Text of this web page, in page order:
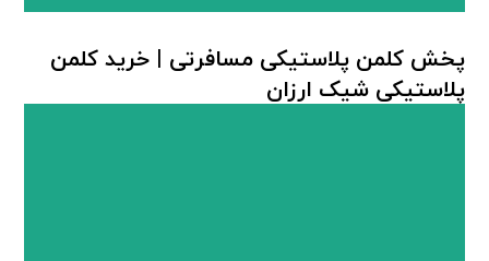
پخش کلمن پلاستیکی مسافرتی | خرید کلمن
پلاستیکی شیک ارزان